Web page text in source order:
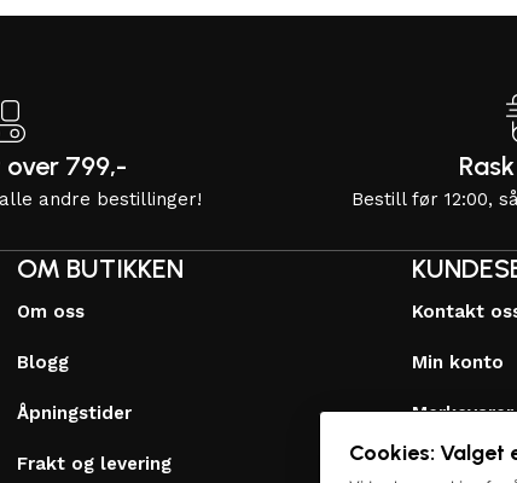
799,-
andre bestillinger! Bestill før 12:00,
OM BUTIKKEN
Om oss
Blogg
Åpningstider
Frakt og levering
Kontakt
Min konto
Merkevarer
Cookies: Valget